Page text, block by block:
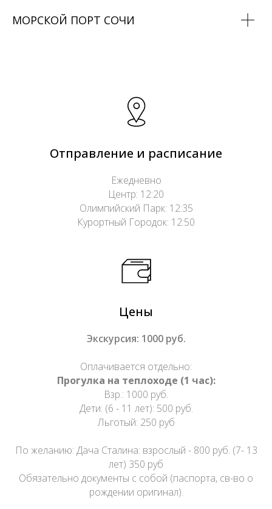
МОРСКОЙ ПОРТ СОЧИ
Отправление и расписание
Ежедневно
Центр: 12:20
Олимпийский Парк: 12:35
Курортный Городок: 12:50
Цены
Экскурсия: 1000 руб.
Оплачивается отдельно:
Прогулка на теплоходе (1 час):
Взр.: 1000 руб.
Дети: (6 - 11 лет): 500 руб.
Льготый: 250 руб
По желанию: Дача Сталина: взрослый - 800 руб. (7- 13
лет) 350 руб
Обязательно документы с собой (паспорта, св-во о
рождении оригинал).